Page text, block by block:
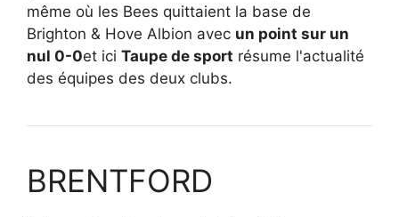
même où les Bees quittaient la base de
Brighton & Hove Albion avec un point sur un
nul 0-0et ici Taupe de sport résume l'actualité
des équipes des deux clubs.
BRENTFORD